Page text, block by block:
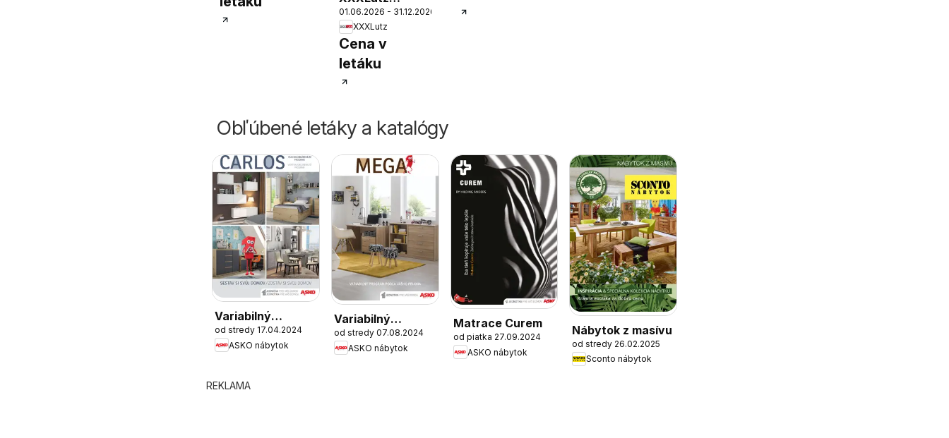
vstavané
spotrebiče
Bosch
01.06.2026 - 31.12.2026
XXXLutz
Cena v
letáku
Obľúbené letáky a katalógy
Variabilný
program Carlos
od stredy 17.04.2024
ASKO nábytok
Variabilný
program MEGA
od stredy 07.08.2024
ASKO nábytok
Matrace Curem
od piatka 27.09.2024
ASKO nábytok
Nábytok z masívu
od stredy 26.02.2025
Sconto nábytok
REKLAMA